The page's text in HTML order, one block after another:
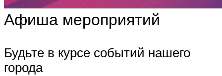
Афиша мероприятий
Будьте в курсе событий нашего
города